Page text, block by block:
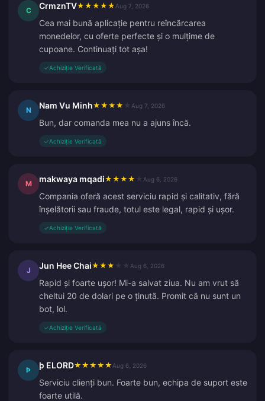
C CrmznTV★ ★ ★ ★ ★ Aug 7, 2026
Cea mai bună aplicație pentru reîncărcarea
monedelor, cu oferte perfecte și o mulțime de
cupoane. Continuați tot așa!
✓Achiziție Verificată
N Nam Vu Minh★ ★ ★ ★ Aug 7, 2026
Bun, dar comanda mea nu a ajuns încă.
✓Achiziție Verificată
M makwaya mqadi★ ★ ★ ★ Aug 6, 2026
Compania oferă acest serviciu rapid și calitativ, fără
înșelătorii sau fraude, totul este legal, rapid și ușor.
✓Achiziție Verificată
J Jun Hee Chai★ ★ ★ Aug 6, 2026
Rapid și foarte ușor! Mi-a salvat ziua. Nu am vrut să
cheltui 20 de dolari pe o ținută. Promit că nu sunt un
bot, lol.
✓Achiziție Verificată
Þ þ ELORD★ ★ ★ ★ ★ Aug 6, 2026
Serviciu clienți bun. Foarte bun, echipa de suport este
foarte utilă.